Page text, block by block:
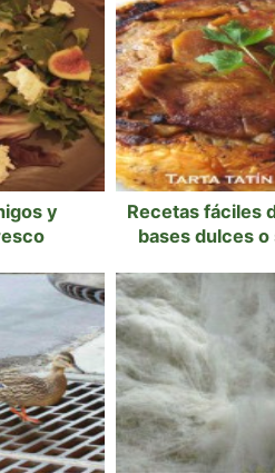
y
Recetas fáciles
bases dulces o